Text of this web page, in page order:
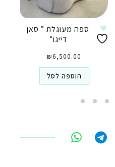
ספה מעוגלת ” סאן
דייגו”
₪6,500.00
הוספה לסל